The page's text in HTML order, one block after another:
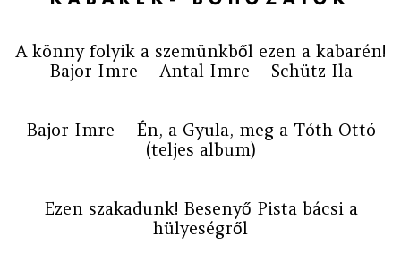
A könny folyik a szemünkből ezen a kabarén!
Bajor Imre – Antal Imre – Schütz Ila
Bajor Imre – Én, a Gyula, meg a Tóth Ottó
(teljes album)
Ezen szakadunk! Besenyő Pista bácsi a
hülyeségről